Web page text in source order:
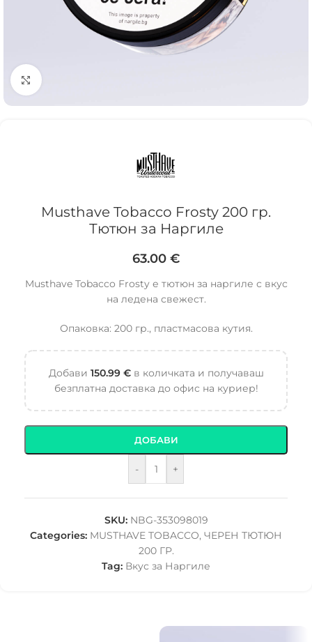
Click to enlarge
Musthave Tobacco Frosty 200 гр.
Тютюн за Наргиле
63.00 €
Musthave Tobacco Frosty е тютюн за наргиле с вкус
на ледена свежест.
Опаковка: 200 гр., пластмасова кутия.
Добави 150.99 €в количката и получаваш
безплатна доставка до офис на куриер!
- +
ДОБАВИ
SKU: NBG-353098019
Categories: MUSTHAVE TOBACCO, ЧЕРЕН ТЮТЮН
200 ГР.
Tag: Вкус за Наргиле